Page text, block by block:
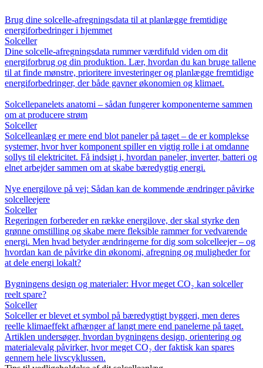
Brug dine solcelle-afregningsdata til at planlægge fremtidige
energiforbedringer i hjemmet
Solceller
Dine solcelle-afregningsdata rummer værdifuld viden om dit
energiforbrug og din produktion. Lær, hvordan du kan bruge tallene
til at finde mønstre, prioritere investeringer og planlægge fremtidige
energiforbedringer, der både gavner økonomien og klimaet.
Solcellepanelets anatomi – sådan fungerer komponenterne sammen
om at producere strøm
Solceller
Solcelleanlæg er mere end blot paneler på taget – de er komplekse
systemer, hvor hver komponent spiller en vigtig rolle i at omdanne
sollys til elektricitet. Få indsigt i, hvordan paneler, inverter, batteri og
elnet arbejder sammen om at skabe bæredygtig energi.
Nye energilove på vej: Sådan kan de kommende ændringer påvirke
solcelleejere
Solceller
Regeringen forbereder en række energilove, der skal styrke den
grønne omstilling og skabe mere fleksible rammer for vedvarende
energi. Men hvad betyder ændringerne for dig som solcelleejer – og
hvordan kan de påvirke din økonomi, afregning og muligheder for
at dele energi lokalt?
Bygningens design og materialer: Hvor meget CO₂ kan solceller
reelt spare?
Solceller
Solceller er blevet et symbol på bæredygtigt byggeri, men deres
reelle klimaeffekt afhænger af langt mere end panelerne på taget.
Artiklen undersøger, hvordan bygningens design, orientering og
materialevalg påvirker, hvor meget CO₂ der faktisk kan spares
gennem hele livscyklussen.